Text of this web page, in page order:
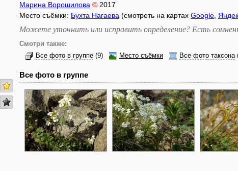
Марина Ворошилова © 2017
Место съёмки: Бухта Нагаева (смотреть на картах Google
Можете уточнить или исправить определение? Есть
Смотри также:
Все фото в группе (9) Место съёмки Все фото таксона
Все фото в группе